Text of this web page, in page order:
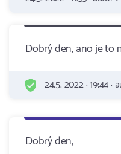
Dobrý den, ano je to
24.5. 2022 · 19:44 ·
Dobrý den,